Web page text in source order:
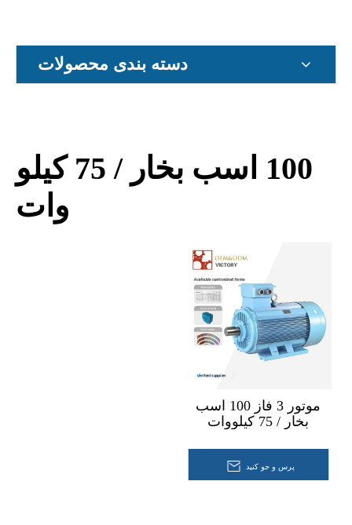
دسته بندی محصولات
100 اسب بخار / 75 کیلو
وات
موتور 3 فاز 100 اسب
بخار / 75 کیلووات
پرس و جو کنید